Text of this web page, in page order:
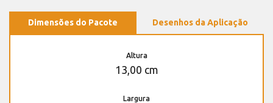
Dimensões do Pacote Desenhos da Aplicação
Altura
13,00 cm
Largura